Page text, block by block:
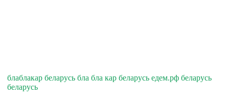
блаблакар беларусь бла бла кар беларусь едем.рф беларусь
беларусь